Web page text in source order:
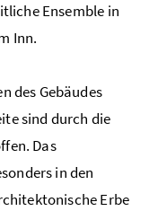
Ensemble in
Inn.
des Gebäudes
sind durch die
Das
in den
Erbe